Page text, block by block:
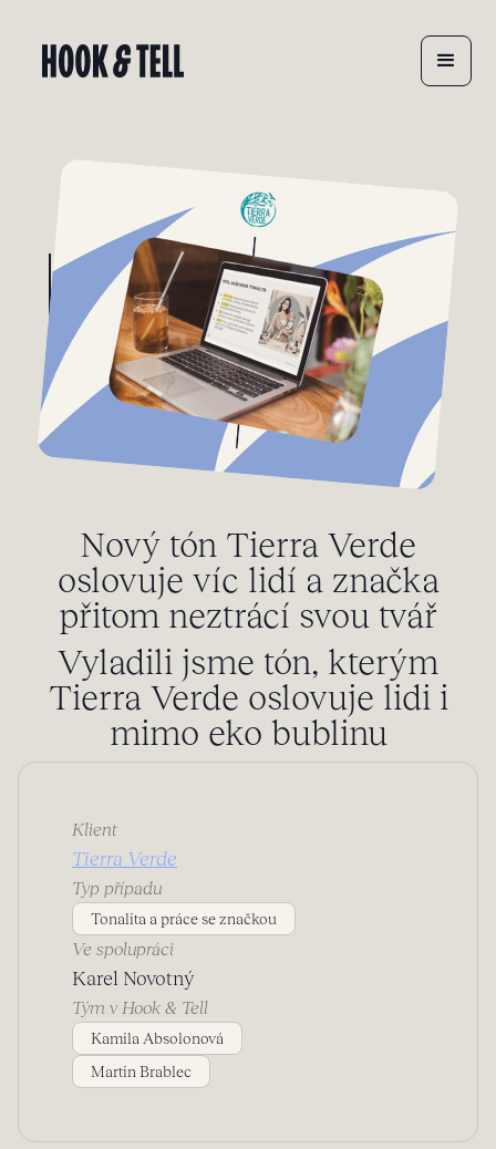
Nový tón Tierra Verde
oslovuje víc lidí a značka
přitom neztrácí svou tvář
Vyladili jsme tón, kterým
Tierra Verde oslovuje lidi i
mimo eko bublinu
Klient
Tierra Verde
Typ případu
Tonalita a práce se značkou
Ve spolupráci
Karel Novotný
Tým v Hook & Tell
Kamila Absolonová
Martin Brablec